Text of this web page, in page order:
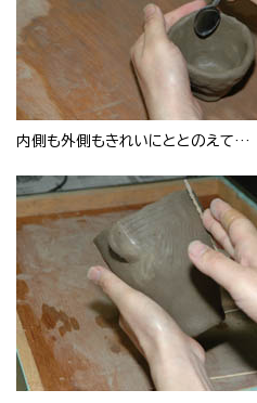
内側も外側もきれいにととのえて…